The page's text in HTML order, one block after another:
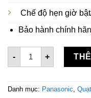
Chế độ hẹn giờ
Bảo hành chính
-
Quạt trần 5 cánh
+
Danh mục: Panasonic